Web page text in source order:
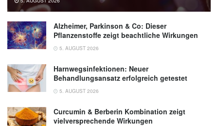
Alzheimer, Parkinson & Co: Dieser
Pflanzenstoffe zeigt beachtliche Wirkungen
5. AUGUST 2026
Harnwegsinfektionen: Neuer
Behandlungsansatz erfolgreich getestet
5. AUGUST 2026
Curcumin & Berberin Kombination zeigt
vielversprechende Wirkungen